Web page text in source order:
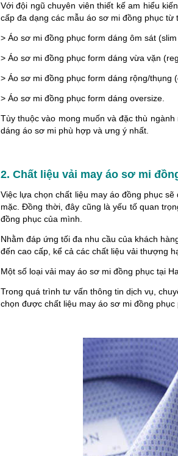
Với đội ngũ chuyên viên thiết kế am hiểu
cấp đa dạng các mẫu áo sơ mi đồng phục từ
> Áo sơ mi đồng phục form dáng ôm sát (slim
> Áo sơ mi đồng phục form dáng vừa vặn
> Áo sơ mi đồng phục form dáng rộng/thụng
> Áo sơ mi đồng phục form dáng oversize.
Tùy thuộc vào mong muốn và đặc thù
dáng áo sơ mi phù hợp và ưng ý nhất.
2. Chất liệu vải may áo sơ mi
Việc lựa chọn chất liệu may áo đồng phục
mặc. Đồng thời, đây cũng là yếu tố quan
đồng phục của mình.
Nhằm đáp ứng tối đa nhu cầu của khách
đến cao cấp, kể cả các chất liệu vải thượng
Một số loại vải may áo sơ mi đồng phục tại
Trong quá trình tư vấn thông tin dịch vụ,
chọn được chất liệu may áo sơ mi đồng phục